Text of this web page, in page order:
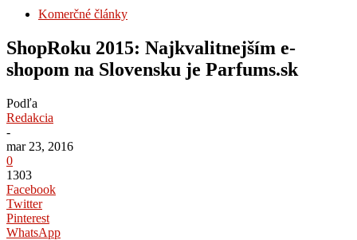
Komerčné články
ShopRoku 2015: Najkvalitnejším e-
shopom na Slovensku je Parfums.sk
Podľa
Redakcia
-
mar 23, 2016
0
1303
Facebook
Twitter
Pinterest
WhatsApp